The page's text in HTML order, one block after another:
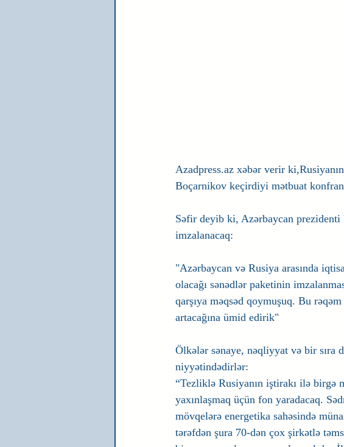
Azadpress.az xəbər verir
Boçarnikov keçirdiyi mətbuat
Səfir deyib ki, Azərbaycan prezidenti
imzalanacaq:
"Azərbaycan və Rusiya arasında
olacağı sənədlər paketinin
qarşıya məqsəd qoymuşuq. Bu
artacağına ümid edirik"
Ölkələr sənaye, nəqliyyat və bir sıra
niyyətindədirlər:
“Tezliklə Rusiyanın iştirakı ilə birgə
yaxınlaşmaq üçün fon yaradacaq.
mövqelərə energetika sahəsində
tərəfdən şura 70-dən çox şirkətlə